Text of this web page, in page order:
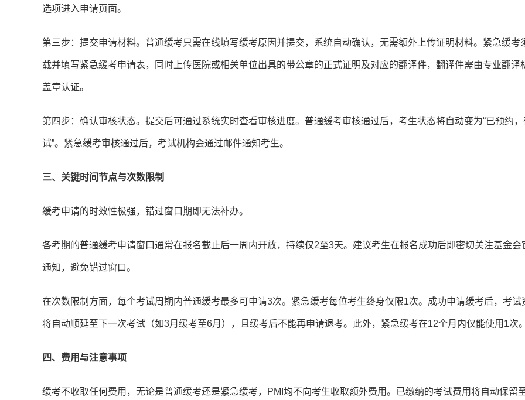
选项进入申请页面。
第三步：提交申请材料。普通缓考只需在线填写缓考原因并提交，系统自动确认，无需额外上传证明材料。紧急缓考
载并填写紧急缓考申请表，同时上传医院或相关单位出具的带公章的正式证明及对应的翻译件，翻译件需由专业翻译
盖章认证。
第四步：确认审核状态。提交后可通过系统实时查看审核进度。普通缓考审核通过后，考生状态将自动变为“已预约
试”。紧急缓考审核通过后，考试机构会通过邮件通知考生。
三、关键时间节点与次数限制
缓考申请的时效性极强，错过窗口期即无法补办。
各考期的普通缓考申请窗口通常在报名截止后一周内开放，持续仅2至3天。建议考生在报名成功后即密切关注基金会
通知，避免错过窗口。
在次数限制方面，每个考试周期内普通缓考最多可申请3次。紧急缓考每位考生终身仅限1次。成功申请缓考后，考试
将自动顺延至下一次考试（如3月缓考至6月），且缓考后不能再申请退考。此外，紧急缓考在12个月内仅能使用1次
四、费用与注意事项
缓考不收取任何费用，无论是普通缓考还是紧急缓考，PMI均不向考生收取额外费用。已缴纳的考试费用将自动保留